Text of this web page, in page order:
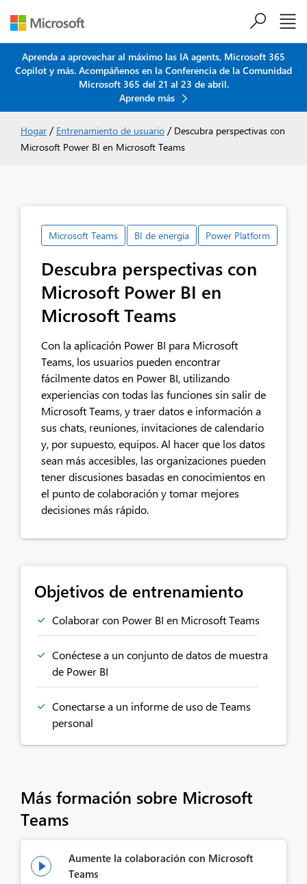
Saltar al contenido principal
Aprenda a aprovechar al máximo las IA agents, Microsoft 365
Copilot y más. Acompáñenos en la Conferencia de la Comunidad
Microsoft 365 del 21 al 23 de abril.
Aprende más
Hogar / Entrenamiento de usuario / Descubra perspectivas con
Microsoft Power BI en Microsoft Teams
Microsoft Teams BI de energía Power Platform
Descubra perspectivas con
Microsoft Power BI en
Microsoft Teams
Con la aplicación Power BI para Microsoft
Teams, los usuarios pueden encontrar
fácilmente datos en Power BI, utilizando
experiencias con todas las funciones sin salir de
Microsoft Teams, y traer datos e información a
sus chats, reuniones, invitaciones de calendario
y, por supuesto, equipos. Al hacer que los datos
sean más accesibles, las organizaciones pueden
tener discusiones basadas en conocimientos en
el punto de colaboración y tomar mejores
decisiones más rápido.
Objetivos de entrenamiento
Colaborar con Power BI en Microsoft Teams
Conéctese a un conjunto de datos de muestra
de Power BI
Conectarse a un informe de uso de Teams
personal
Más formación sobre Microsoft
Teams

Aumente la colaboración con Microsoft
Teams